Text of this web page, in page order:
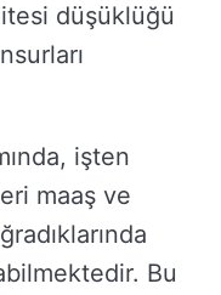
düşüklüğü
işten
maaş ve
Bu